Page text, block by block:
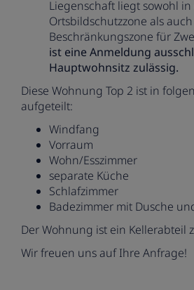
Liegenschaft liegt sowohl
Ortsbildschutzzone als
Beschränkungszone für
ist eine Anmeldung
Hauptwohnsitz zulässig.
Diese Wohnung Top 2 ist in
aufgeteilt:
Windfang
Vorraum
Wohn/Esszimmer
separate Küche
Schlafzimmer
Badezimmer mit Dusche
Der Wohnung ist ein Kellerabteil
Wir freuen uns auf Ihre Anfrage!